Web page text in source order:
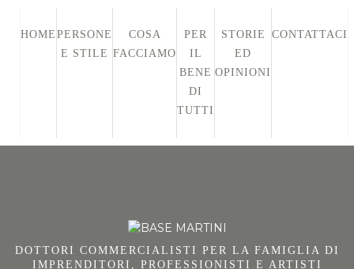
HOME PERSONE
E STILE
COSA
FACCIAMO
PER
IL
BENE
DI
TUTTI
STORIE
ED
OPINIONI
CONTATTACI
DOTTORI COMMERCIALISTI PER LA FAMIGLIA DI
IMPRENDITORI, PROFESSIONISTI E ARTISTI